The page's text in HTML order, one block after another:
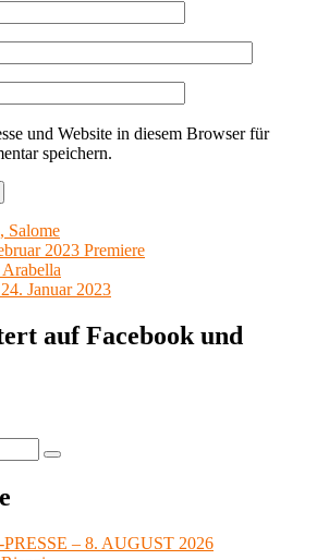
und Website in diesem Browser für
speichern.
Salome
2023 Premiere
Januar 2023
auf Facebook und
Suchen
– 8. AUGUST 2026